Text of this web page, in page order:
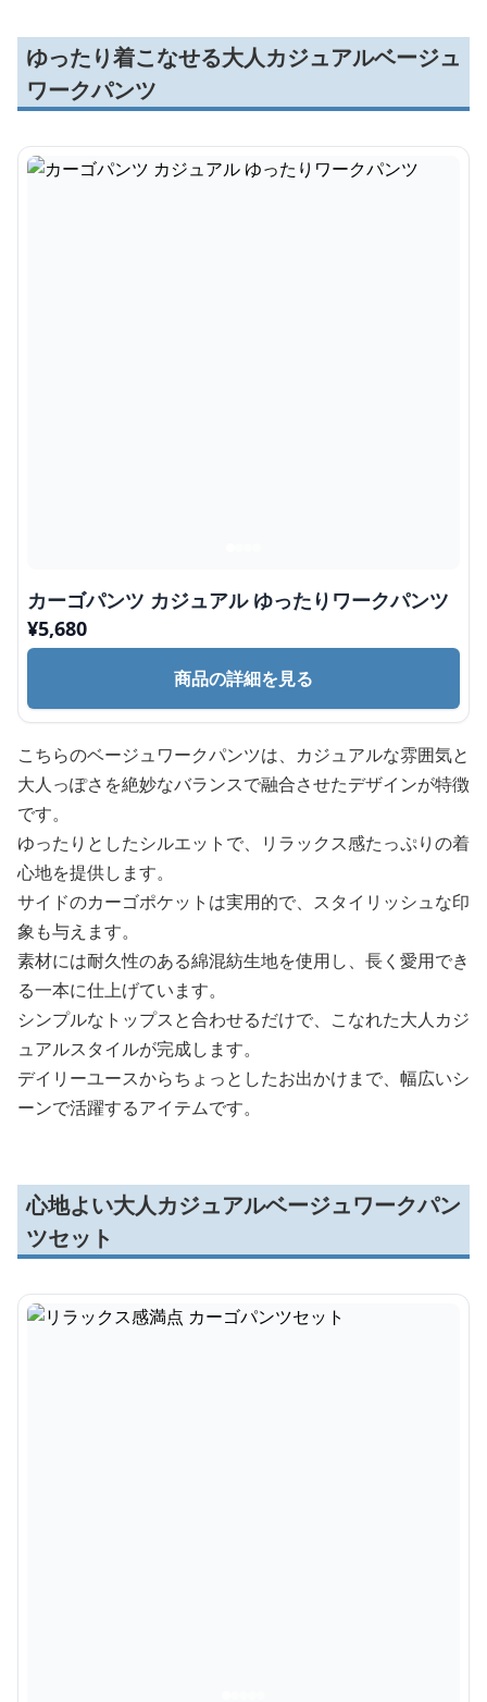
ゆったり着こなせる大人カジュアルベージュ
ワークパンツ
カーゴパンツ カジュアル ゆったりワークパンツ
¥5,680
商品の詳細を見る
こちらのベージュワークパンツは、カジュアルな雰囲気と
大人っぽさを絶妙なバランスで融合させたデザインが特徴
です。
ゆったりとしたシルエットで、リラックス感たっぷりの着
心地を提供します。
サイドのカーゴポケットは実用的で、スタイリッシュな印
象も与えます。
素材には耐久性のある綿混紡生地を使用し、長く愛用でき
る一本に仕上げています。
シンプルなトップスと合わせるだけで、こなれた大人カジ
ュアルスタイルが完成します。
デイリーユースからちょっとしたお出かけまで、幅広いシ
ーンで活躍するアイテムです。
心地よい大人カジュアルベージュワークパン
ツセット